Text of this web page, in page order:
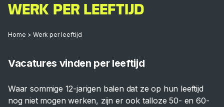
WERK PER LEEFTIJD
Home > Werk per leeftijd
Vacatures vinden per leeftijd
Waar sommige 12-jarigen balen dat ze op hun leeftijd
nog niet mogen werken, zijn er ook talloze 50- en 60-